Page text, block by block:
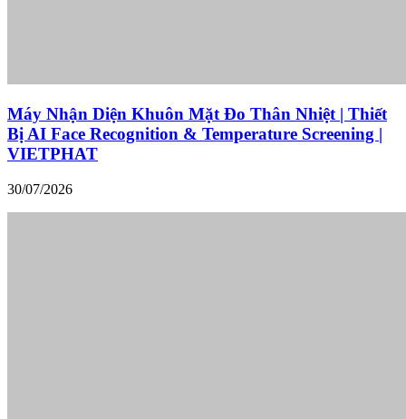
Máy Nhận Diện Khuôn Mặt Đo Thân Nhiệt | Thiết
Bị AI Face Recognition & Temperature Screening |
VIETPHAT
30/07/2026